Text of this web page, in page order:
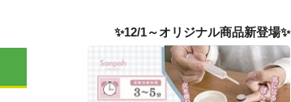
✨12/1～オリジナル商品新登場✨